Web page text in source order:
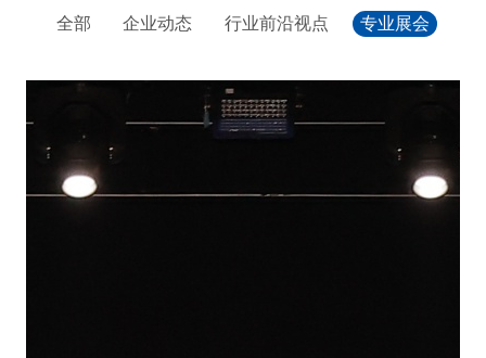
全部 企业动态 行业前沿视点 专业展会